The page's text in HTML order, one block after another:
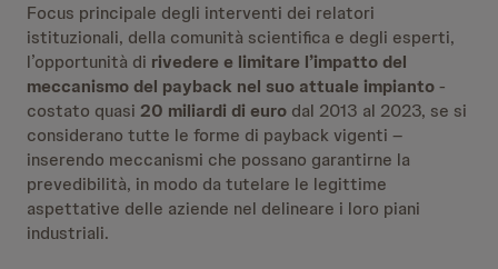
Focus principale degli interventi dei relatori
istituzionali, della comunità scientifica e degli esperti,
l’opportunità di rivedere e limitare l’impatto del
meccanismo del payback nel suo attuale impianto-
costato quasi 20 miliardi di euro dal 2013 al 2023, se si
considerano tutte le forme di payback vigenti –
inserendo meccanismi che possano garantirne la
prevedibilità, in modo da tutelare le legittime
aspettative delle aziende nel delineare i loro piani
industriali.